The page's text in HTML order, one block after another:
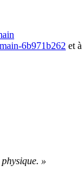
6b971b262 et
»